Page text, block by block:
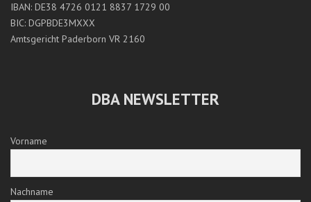
IBAN: DE38 4726 0121 8837 1729 00
BIC: DGPBDE3MXXX
Amtsgericht Paderborn VR 2160
DBA NEWSLETTER
Vorname
Nachname